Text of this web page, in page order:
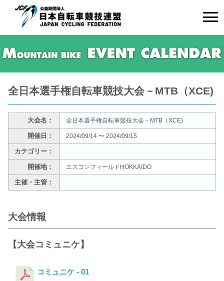
全日本選手権自転車競技大会－MTB（XCE)
大会名： 全日本選手権自転車競技大会－MTB（XCE)
開催日： 2024/09/14 〜 2024/09/15
カテゴリー：
開催地： エスコンフィールドHOKKAIDO
主催・主管：
大会情報
【大会コミュニケ】
コミュニケ - 01